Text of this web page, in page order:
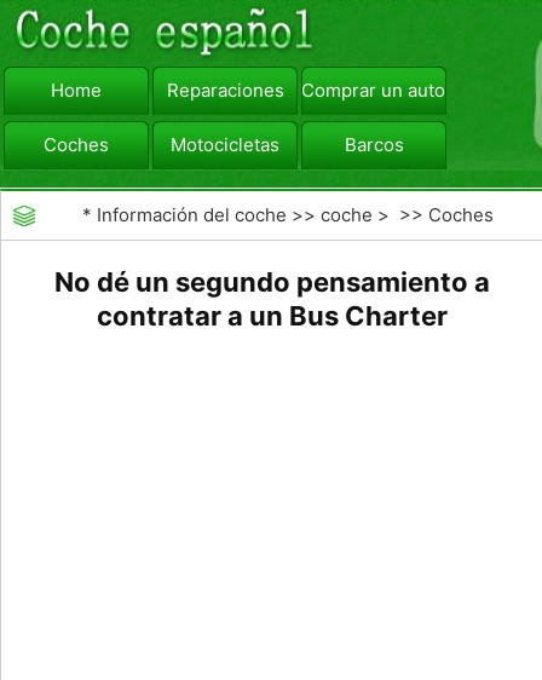
Home Reparaciones Comprar un automóvil
Coches Motocicletas Barcos
viajar Camiones
* Información del coche >>coche > >> Coches
No dé un segundo pensamiento a
contratar a un Bus Charter